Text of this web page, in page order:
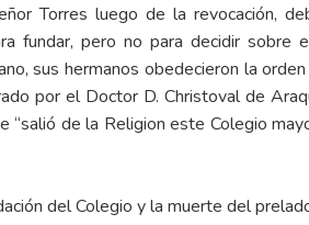
Torres luego de la revocación,
fundar, pero no para decidir
sus hermanos obedecieron la
por el Doctor D. Christoval de
“salió de la Religion este Colegio
del Colegio y la muerte del